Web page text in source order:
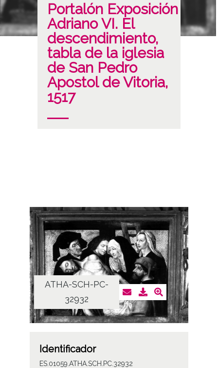
Portalón Exposición
Adriano VI. El
descendimiento,
tabla de la iglesia
de San Pedro
Apostol de Vitoria,
1517
ATHA-SCH-PC-
32932
Identificador
ES.01059.ATHA.SCH.PC.32932